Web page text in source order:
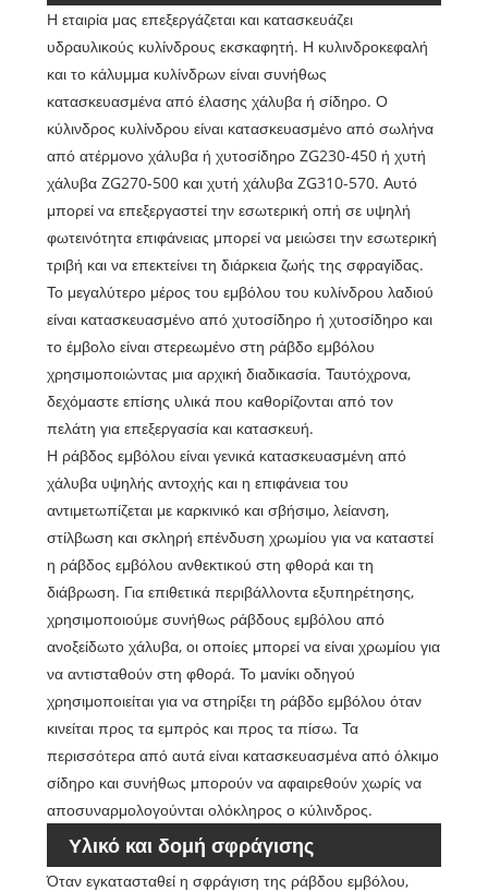
Η εταιρία μας επεξεργάζεται και κατασκευάζει
υδραυλικούς κυλίνδρους εκσκαφητή. Η κυλινδροκεφαλή
και το κάλυμμα κυλίνδρων είναι συνήθως
κατασκευασμένα από έλασης χάλυβα ή σίδηρο. Ο
κύλινδρος κυλίνδρου είναι κατασκευασμένο από σωλήνα
από ατέρμονο χάλυβα ή χυτοσίδηρο ZG230-450 ή χυτή
χάλυβα ZG270-500 και χυτή χάλυβα ZG310-570. Αυτό
μπορεί να επεξεργαστεί την εσωτερική οπή σε υψηλή
φωτεινότητα επιφάνειας μπορεί να μειώσει την εσωτερική
τριβή και να επεκτείνει τη διάρκεια ζωής της σφραγίδας.
Το μεγαλύτερο μέρος του εμβόλου του κυλίνδρου λαδιού
είναι κατασκευασμένο από χυτοσίδηρο ή χυτοσίδηρο και
το έμβολο είναι στερεωμένο στη ράβδο εμβόλου
χρησιμοποιώντας μια αρχική διαδικασία. Ταυτόχρονα,
δεχόμαστε επίσης υλικά που καθορίζονται από τον
πελάτη για επεξεργασία και κατασκευή.
Η ράβδος εμβόλου είναι γενικά κατασκευασμένη από
χάλυβα υψηλής αντοχής και η επιφάνεια του
αντιμετωπίζεται με καρκινικό και σβήσιμο, λείανση,
στίλβωση και σκληρή επένδυση χρωμίου για να καταστεί
η ράβδος εμβόλου ανθεκτικού στη φθορά και τη
διάβρωση. Για επιθετικά περιβάλλοντα εξυπηρέτησης,
χρησιμοποιούμε συνήθως ράβδους εμβόλου από
ανοξείδωτο χάλυβα, οι οποίες μπορεί να είναι χρωμίου για
να αντισταθούν στη φθορά. Το μανίκι οδηγού
χρησιμοποιείται για να στηρίξει τη ράβδο εμβόλου όταν
κινείται προς τα εμπρός και προς τα πίσω. Τα
περισσότερα από αυτά είναι κατασκευασμένα από όλκιμο
σίδηρο και συνήθως μπορούν να αφαιρεθούν χωρίς να
αποσυναρμολογούνται ολόκληρος ο κύλινδρος.
Υλικό και δομή σφράγισης
Όταν εγκατασταθεί η σφράγιση της ράβδου εμβόλου,